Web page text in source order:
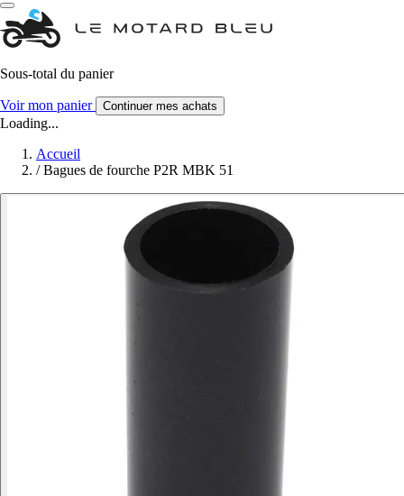
Sous-total du panier
Voir mon panier Continuer mes achats
Loading...
Accueil
/ Bagues de fourche P2R MBK 51